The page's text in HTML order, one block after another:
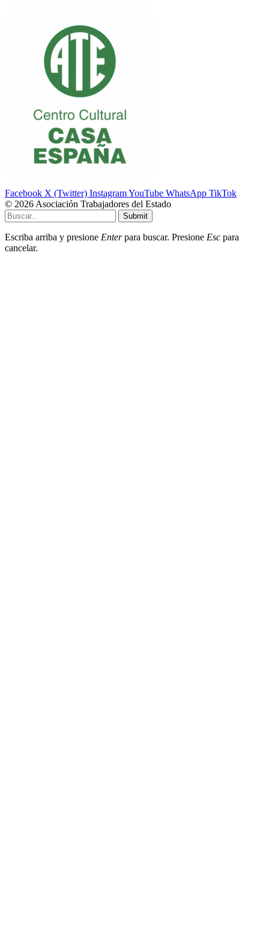
Facebook X (Twitter) InstagramYouTube WhatsApp TikTok
© 2026 Asociación Trabajadores del Estado
Submit
Escriba arriba y presione Enterpara buscar. Presione Esc para
cancelar.